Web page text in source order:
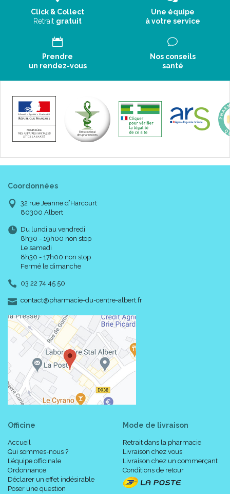
Click & Collect
Retrait gratuit
Une équipe
à votre service
Prendre
un rendez-vous
Nos conseils
santé
Coordonnées
32 rue Jeanne d’Harcourt
80300 Albert
Du lundi au vendredi
8h30 - 19h00 non stop
Le samedi
8h30 - 17h00 non stop
Fermé le dimanche
03 22 74 45 50
contact-
@-
pharmacie-du-centre-albert.fr
Officine
Accueil
Qui sommes-nous ?
L’équipe officinale
Ordonnance
Déclarer un effet indésirable
Poser une question
Mode de livraison
Retrait dans la pharmacie
Livraison chez vous
Livraison chez un commerçant
Conditions de retour